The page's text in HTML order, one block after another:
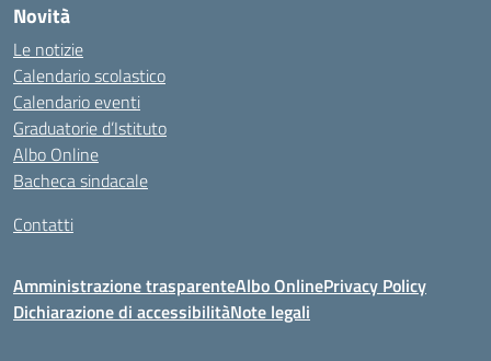
Novità
Le notizie
Calendario scolastico
Calendario eventi
Graduatorie d’Istituto
Albo Online
Bacheca sindacale
Contatti
Amministrazione trasparenteAlbo OnlinePrivacy Policy
Dichiarazione di accessibilitàNote legali